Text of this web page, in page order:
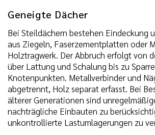
Geneigte Dächer
Bei Steildächern bestehen Eindeckung
aus Ziegeln, Faserzementplatten oder
Holztragwerk. Der Abbruch erfolgt von
über Lattung und Schalung bis zu
Knotenpunkten. Metallverbinder und
abgetrennt, Holz separat erfasst. Bei
älterer Generationen sind
nachträgliche Einbauten zu
unkontrollierte Lastumlagerungen zu